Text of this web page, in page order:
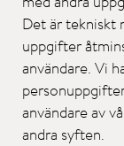
Det är tekniskt
uppgifter
användare. Vi
användare av
andra syften.